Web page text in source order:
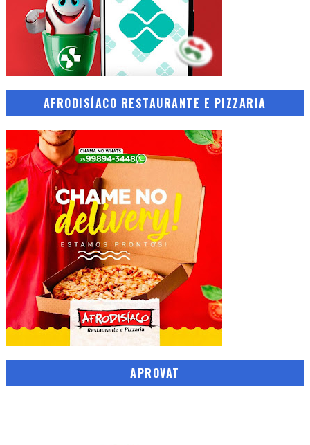
AFRODISÍACO RESTAURANTE E PIZZARIA
APROVAT